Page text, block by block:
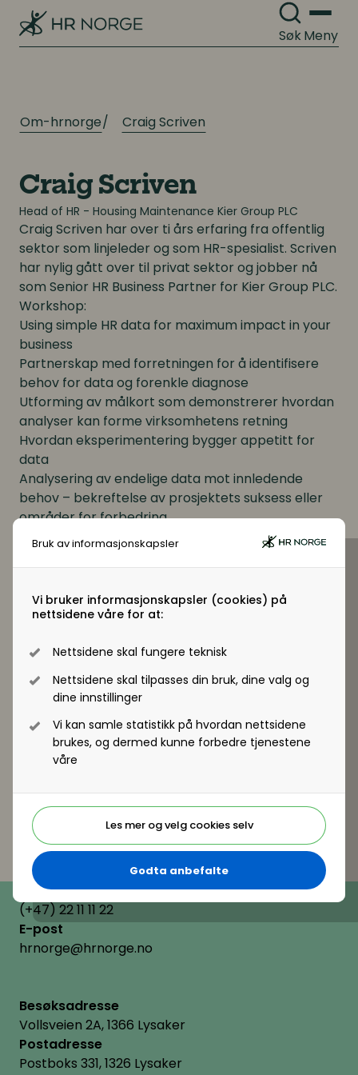
Bruk av informasjonskapsler
Vi bruker informasjonskapsler (cookies) på
nettsidene våre for at:
Nettsidene skal fungere teknisk
Nettsidene skal tilpasses din bruk, dine valg og
dine innstillinger
Vi kan samle statistikk på hvordan nettsidene
brukes, og dermed kunne forbedre tjenestene
våre
Les mer og velg cookies selv
Godta anbefalte
SøkMeny
Personalpolitikk
Arbeidsmiljø og sykefravær
Digitale løsninger innen HR
Digitale løsninger i virksomheten
Lønn og ytelser
Digitale løsninger innen HR
Digitale løsninger i virksomheten
Om-hrnorge Craig Scriven
Craig Scriven
Head of HR - Housing Maintenance Kier Group PLC
Craig Scriven har over ti års erfaring fra offentlig
sektor som linjeleder og som HR-spesialist. Scriven
har nylig gått over til privat sektor og jobber nå
som Senior HR Business Partner for Kier Group PLC.
Workshop:
Using simple HR data for maximum impact in your
business
Partnerskap med forretningen for å identifisere
behov for data og forenkle diagnose
Utforming av målkort som demonstrerer hvordan
analyser kan forme virksomhetens retning
Hvordan eksperimentering bygger appetitt for
data
Analysering av endelige data mot innledende
behov – bekreftelse av prosjektets suksess eller
områder for forbedring
Telefon
(+47) 22 11 11 22
E-post
hrnorge@hrnorge.no
Besøksadresse
Vollsveien 2A, 1366 Lysaker
Postadresse
Postboks 331, 1326 Lysaker